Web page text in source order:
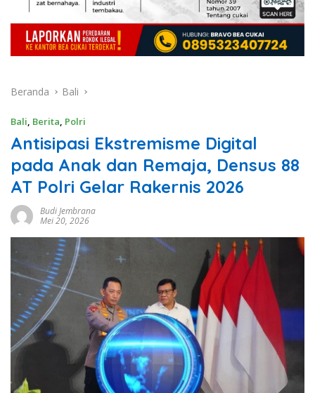
Beranda Bali
Bali, Berita, Polri
Antisipasi Ekstremisme Digital
pada Anak dan Remaja, Densus 88
AT Polri Gelar Rakernis 2026
Budi Jembrana
Mei 20, 2026